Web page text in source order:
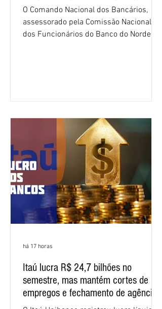
O Comando Nacional dos Bancários,
assessorado pela Comissão Nacional
dos Funcionários do Banco do Nordeste
negociação encerrou a discussão das
cláusulas econômicas e sindicais da
minuta, e a representação dos
funcionários cobrou que o banco
apresente uma proposta c
Itaú lucra R$ 24,7 bilhões no
semestre, mas mantém cortes de
empregos e fechamento de agências
há 17 horas